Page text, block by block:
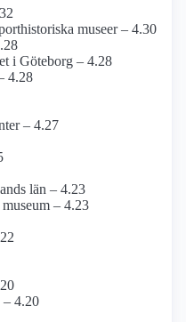
museer – 4.30
i Göteborg – 4.28
4.28
– 4.27
län – 4.23
– 4.23
– 4.20